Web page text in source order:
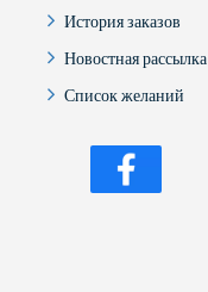
История заказов
Новостная рассылка
Список желаний